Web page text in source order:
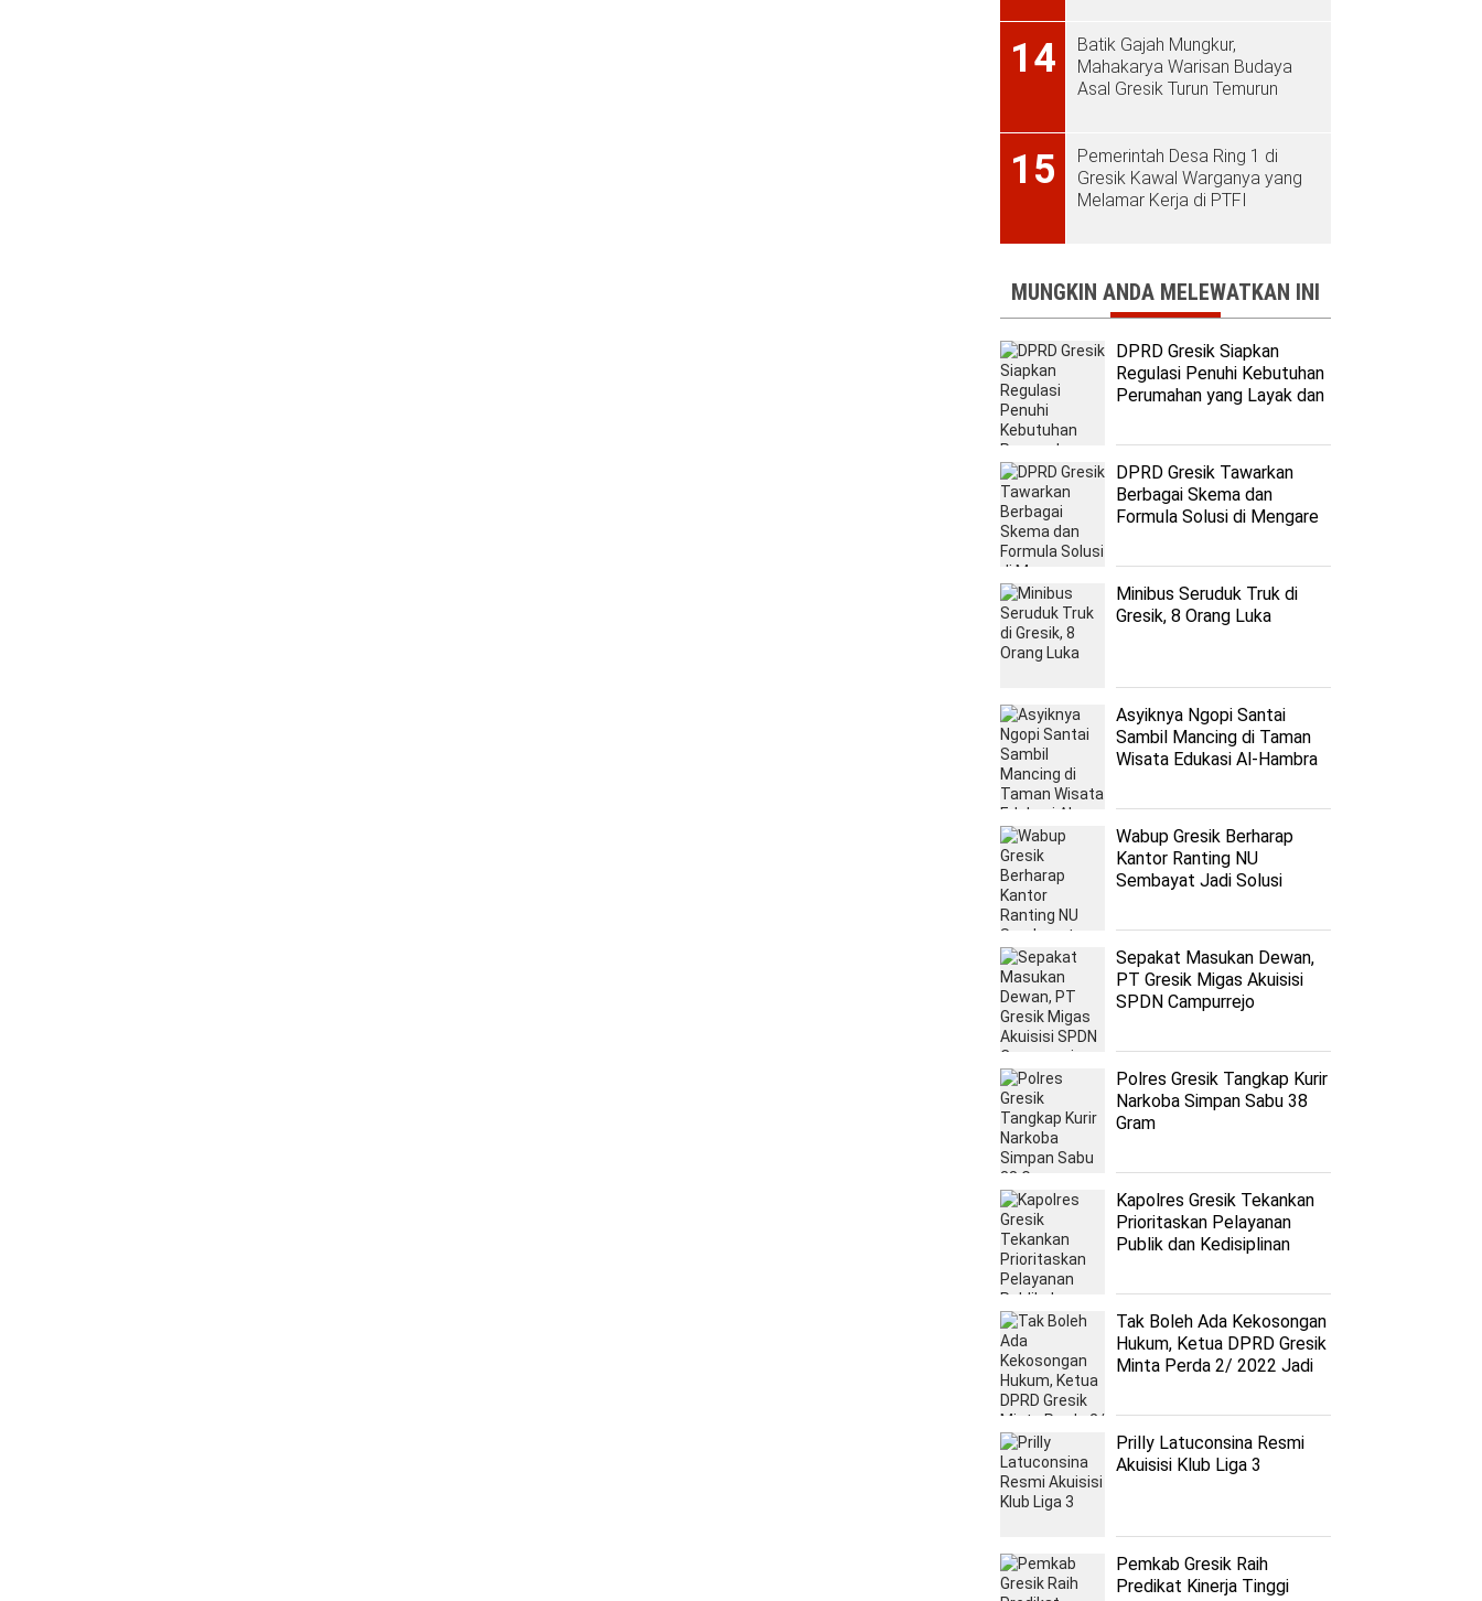
14
Batik Gajah Mungkur,
Mahakarya Warisan Budaya
Asal Gresik Turun Temurun
15
Pemerintah Desa Ring 1 di
Gresik Kawal Warganya yang
Melamar Kerja di PTFI
MUNGKIN ANDA MELEWATKAN INI
DPRD Gresik Siapkan
Regulasi Penuhi Kebutuhan
Perumahan yang Layak dan
DPRD Gresik Tawarkan
Berbagai Skema dan
Formula Solusi di Mengare
Minibus Seruduk Truk di
Gresik, 8 Orang Luka
Asyiknya Ngopi Santai
Sambil Mancing di Taman
Wisata Edukasi Al-Hambra
Wabup Gresik Berharap
Kantor Ranting NU
Sembayat Jadi Solusi
Sepakat Masukan Dewan,
PT Gresik Migas Akuisisi
SPDN Campurrejo
Polres Gresik Tangkap Kurir
Narkoba Simpan Sabu 38
Gram
Kapolres Gresik Tekankan
Prioritaskan Pelayanan
Publik dan Kedisiplinan
Tak Boleh Ada Kekosongan
Hukum, Ketua DPRD Gresik
Minta Perda 2/ 2022 Jadi
Prilly Latuconsina Resmi
Akuisisi Klub Liga 3
Pemkab Gresik Raih
Predikat Kinerja Tinggi